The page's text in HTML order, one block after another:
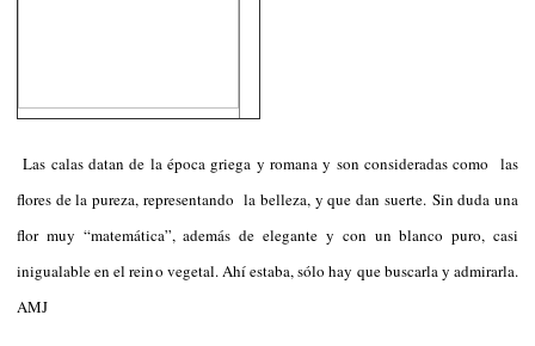
Las calas datan de la época griega y romana y son consideradas como las
flores de la pureza, representando la belleza, y que dan suerte. Sin duda una
flor muy “matemática”, además de elegante y con un blanco puro, casi
inigualable en el reino vegetal. Ahí estaba, sólo hay que buscarla y admirarla.
AMJ